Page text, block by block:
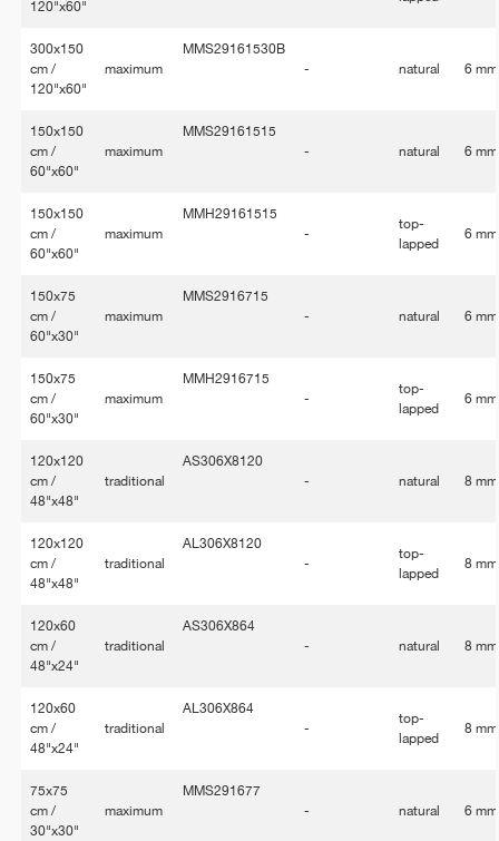
120"x60"
300x150
cm /
120"x60"
maximum
MMS29161530B
-
natural 6 mm
150x150
cm /
60"x60"
maximum
MMS29161515
-
natural 6 mm
150x150
cm /
60"x60"
maximum
MMH29161515
-
top-
lapped
6 mm
150x75
cm /
60"x30"
maximum
MMS2916715
-
natural 6 mm
150x75
cm /
60"x30"
maximum
MMH2916715
-
top-
lapped
6 mm
120x120
cm /
48"x48"
traditional
AS306X8120
-
natural 8 mm
120x120
cm /
48"x48"
traditional
AL306X8120
-
top-
lapped
8 mm
120x60
cm /
48"x24"
traditional
AS306X864
-
natural 8 mm
120x60
cm /
48"x24"
traditional
AL306X864
-
top-
lapped
8 mm
75x75
cm /
30"x30"
maximum
MMS291677
-
natural 6 mm